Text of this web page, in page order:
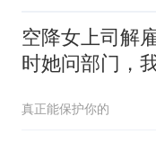
空降女上司解
时她问部门，
真正能保护你的